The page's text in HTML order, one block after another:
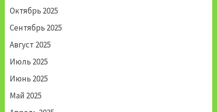
Октябрь 2025
Сентябрь 2025
Август 2025
Июль 2025
Июнь 2025
Май 2025